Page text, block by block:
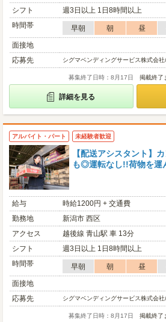
シフト
週3日以上 1日8時間以上
時間帯
早朝 朝 昼
面接地
応募先
シグマベンディングサービス株式会社
募集終了日時：8月17日 掲載終了
詳細を見る
アルバイト・パート 未経験者歓迎
【配送アシスタント】
も◎運転なし!!荷物を運
給与
時給1200円 + 交通費
勤務地
新潟市 西区
アクセス
越後線 青山駅 車 13分
シフト
週3日以上 1日8時間以上
時間帯
早朝 朝 昼
面接地
応募先
シグマベンディングサービス株式会
募集終了日時：8月17日 掲載終了